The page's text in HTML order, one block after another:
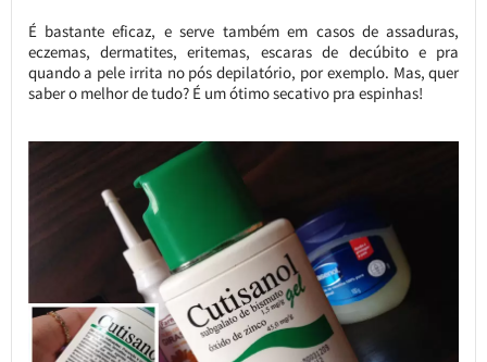
É bastante eficaz, e serve também em casos de assaduras,
eczemas, dermatites, eritemas, escaras de decúbito e pra
quando a pele irrita no pós depilatório, por exemplo. Mas, quer
saber o melhor de tudo? É um ótimo secativo pra espinhas!